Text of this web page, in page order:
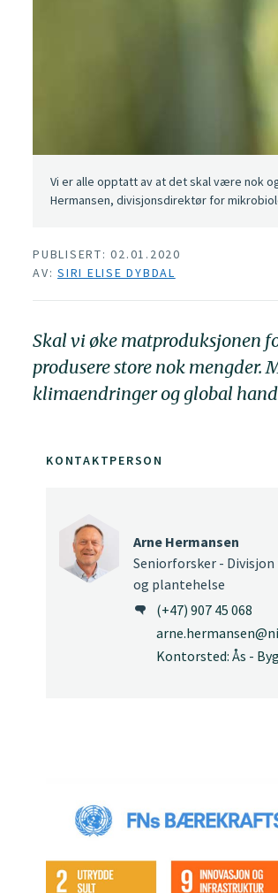
Vi er alle opptatt av at det skal være nok
Hermansen, divisjonsdirektør for
PUBLISERT: 02.01.2020
AV: SIRI ELISE DYBDAL
Skal vi øke matproduksjonen
produsere store nok
klimaendringer og global
KONTAKTPERSON
Arne Hermansen
Seniorforsker -
og plantehelse
(+47) 907 45 068
Kontorsted: Ås -